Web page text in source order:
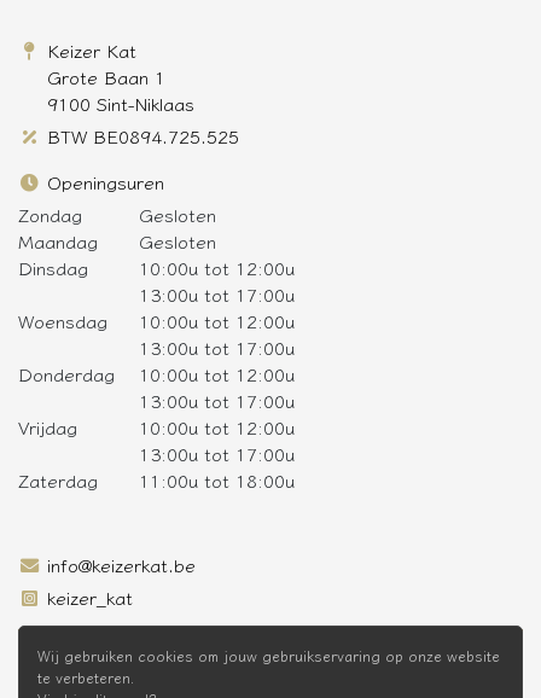
Keizer Kat
Grote Baan 1
9100 Sint-Niklaas
BTW BE0894.725.525
Openingsuren
Zondag
Gesloten
Maandag
Gesloten
Dinsdag
10:00u tot 12:00u
13:00u tot 17:00u
Woensdag
10:00u tot 12:00u
13:00u tot 17:00u
Donderdag
10:00u tot 12:00u
13:00u tot 17:00u
Vrijdag
10:00u tot 12:00u
13:00u tot 17:00u
Zaterdag
11:00u tot 18:00u
info@keizerkat.be
keizer_kat
SCHRIJF JE IN OP DE NIEUWSBRIEF
Wij gebruiken cookies om jouw gebruikservaring op onze website
te verbeteren.